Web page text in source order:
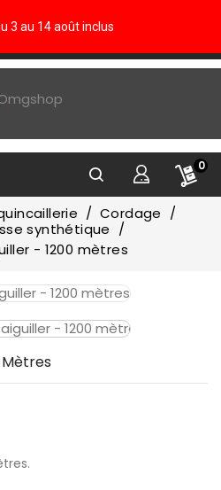
3 au 14 août inclus
0
Cordage
synthétique
- 1200 mètres
Mètres